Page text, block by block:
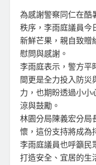
為感謝警察同仁在酷
秩序，李雨庭議員今
新鮮芒果，親自致贈
慰問與感謝。
李雨庭表示，警方平
間更是全力投入防災
力，也期盼透過小小
涼與鼓勵。
林園分局陳義宏分局
懷，這份支持將成為
李雨庭議員也呼籲民
打造安全、宜居的生